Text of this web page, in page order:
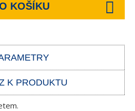
KOŠÍKU
K PRODUKTU